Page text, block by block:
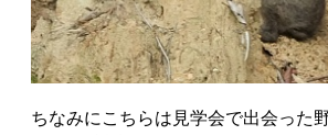
ちなみにこちらは見学会で出会った